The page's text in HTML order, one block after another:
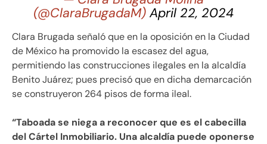
(@ClaraBrugadaM) April 22, 2024
Clara Brugada señaló que en la oposición en la Ciudad
de México ha promovido la escasez del agua,
permitiendo las construcciones ilegales en la alcaldía
Benito Juárez; pues precisó que en dicha demarcación
se construyeron 264 pisos de forma ileal.
“Taboada se niega a reconocer que es el cabecilla
del Cártel Inmobiliario. Una alcaldía puede oponerse